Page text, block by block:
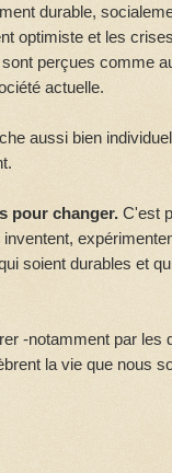
durable,
optimiste et les
perçues comme
actuelle.
aussi bien
pour changer.C'est
soient durables et
-notamment par les
la vie que nous